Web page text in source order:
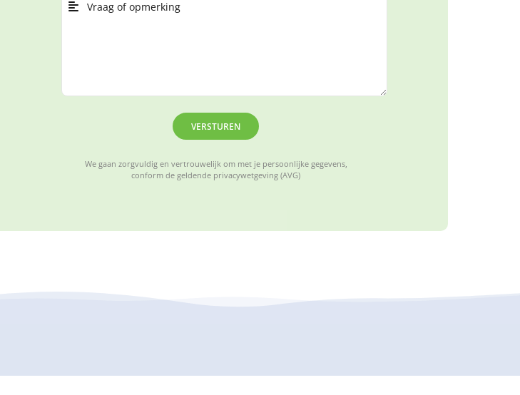
VERSTUREN
We gaan zorgvuldig en vertrouwelijk om met je persoonlijke gegevens,
conform de geldende privacywetgeving (AVG)